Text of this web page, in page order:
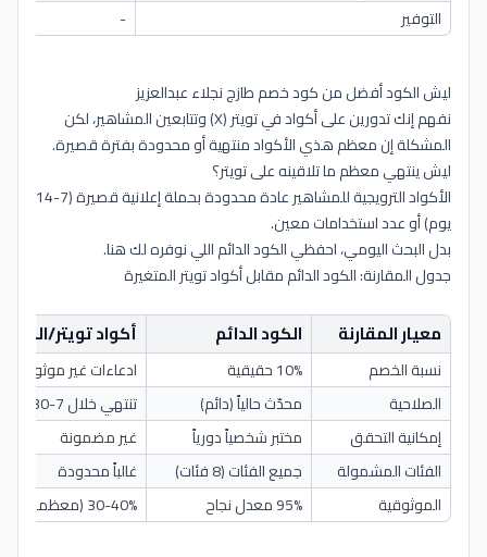
التوفير
-
ليش الكود أفضل من كود خصم طازج نجلاء عبدالعزيز
نفهم إنك تدورين على أكواد في تويتر (X) وتتابعين المشاهير، لكن
المشكلة إن معظم هذي الأكواد منتهية أو محدودة بفترة قصيرة.
ليش ينتهي معظم ما تلاقينه على تويتر؟
الأكواد الترويجية للمشاهير عادة محدودة بحملة إعلانية قصيرة (7-14
يوم) أو عدد استخدامات معين.
بدل البحث اليومي، احفظي الكود الدائم اللي نوفره لك هنا.
جدول المقارنة: الكود الدائم مقابل أكواد تويتر المتغيرة
معيار المقارنة الكود الدائم أكواد تويتر/
نسبة الخصم 10% حقيقية
ادعاءات غير موثوقة (15%-50%)
الصلاحية
محدّث حالياً (دائم)
تنتهي خلال 7-30 يوم
إمكانية التحقق
مختبر شخصياً دورياً
غير مضمونة
الفئات المشمولة
جميع الفئات (8 فئات)
غالباً محدودة
الموثوقية
95% معدل نجاح 30-40% (معظمها منتهي)